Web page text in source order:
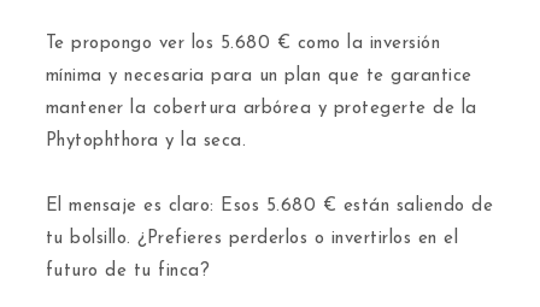
Te propongo ver los 5.680 € como la inversión
mínima y necesaria para un plan que te garantice
mantener la cobertura arbórea y protegerte de la
Phytophthora y la seca.
​El mensaje es claro: Esos 5.680 € están saliendo de
tu bolsillo. ¿Prefieres perderlos o invertirlos en el
futuro de tu finca?